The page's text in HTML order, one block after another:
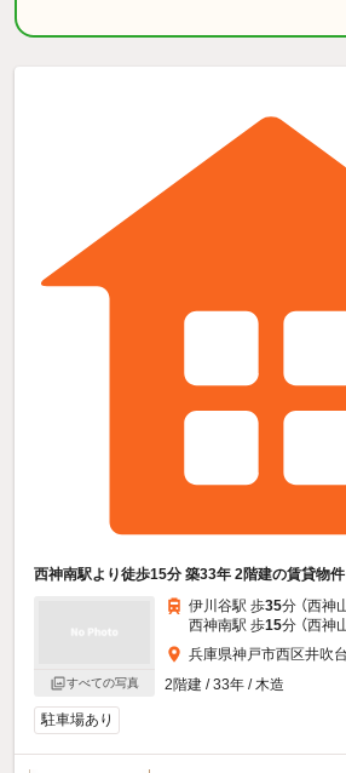
西神南駅より徒歩15分 築33年 2階建の賃貸物件
すべての写真
伊川谷駅 歩35分 （西神
西神南駅 歩15分 （西神
兵庫県神戸市西区井吹
2階建 / 33年 / 木造
駐車場あり